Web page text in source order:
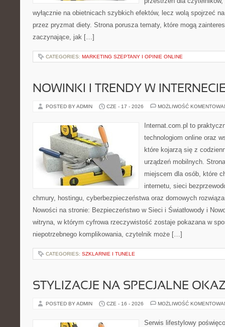
wyłącznie na obietnicach szybkich efektów, lecz wolą spojrzeć
przez pryzmat diety. Strona porusza tematy, które mogą
zaczynające, jak […]
CATEGORIES: MARKETING SZEPTANY I OPINIE ONLINE
NOWINKI I TRENDY W
POSTED BY ADMIN CZE - 17 - 2026 MOŻLIWOŚĆ
Internat.com.pl to
technologiom online oraz
które kojarzą się z
urządzeń mobilnych.
miejscem dla osób, które
internetu, sieci
chmury, hostingu, cyberbezpieczeństwa oraz domowych
Nowości na stronie: Bezpieczeństwo w Sieci i Światłowody i
witryna, w którym cyfrowa rzeczywistość zostaje pokazana w
niepotrzebnego komplikowania, czytelnik może […]
CATEGORIES: SZKLARNIE I TUNELE
STYLIZACJE NA SPECJALNE
POSTED BY ADMIN CZE - 16 - 2026 MOŻLIWOŚĆ
Serwis lifestylowy